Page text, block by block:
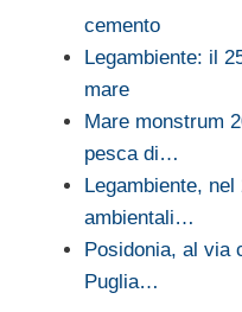
cemento
Legambiente: il
mare
Mare monstrum
pesca di…
Legambiente,
ambientali…
Posidonia, al via
Puglia…